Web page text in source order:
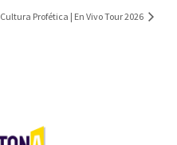
Cultura Profética | En Vivo Tour 2026